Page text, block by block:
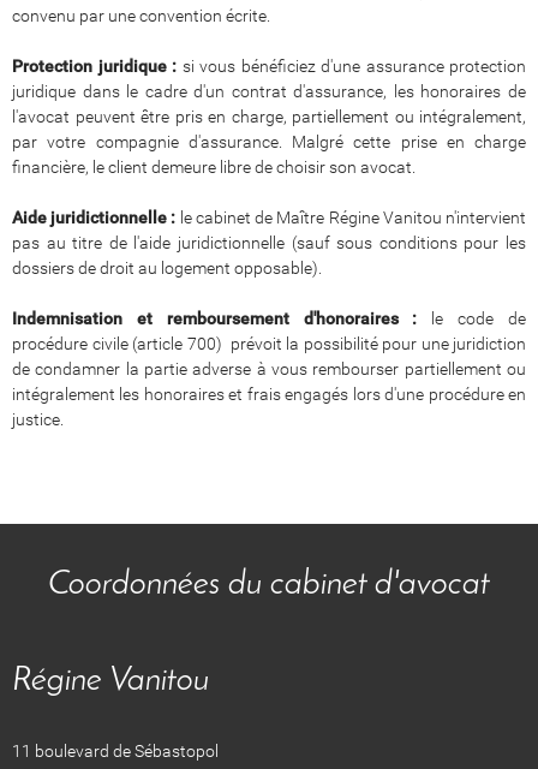
convenu par une convention écrite.
Protection juridique : si vous bénéficiez d'une assurance protection
juridique dans le cadre d'un contrat d'assurance, les honoraires de
l'avocat peuvent être pris en charge, partiellement ou intégralement,
par votre compagnie d'assurance. Malgré cette prise en charge
financière, le client demeure libre de choisir son avocat.
Aide juridictionnelle : le cabinet de Maître Régine Vanitou n'intervient
pas au titre de l'aide juridictionnelle (sauf sous conditions pour les
dossiers de droit au logement opposable).
Indemnisation et remboursement d'honoraires : le code de
procédure civile (article 700) prévoit la possibilité pour une juridiction
de condamner la partie adverse à vous rembourser partiellement ou
intégralement les honoraires et frais engagés lors d'une procédure en
justice.
Coordonnées du cabinet d'avocat
Régine Vanitou
11 boulevard de Sébastopol